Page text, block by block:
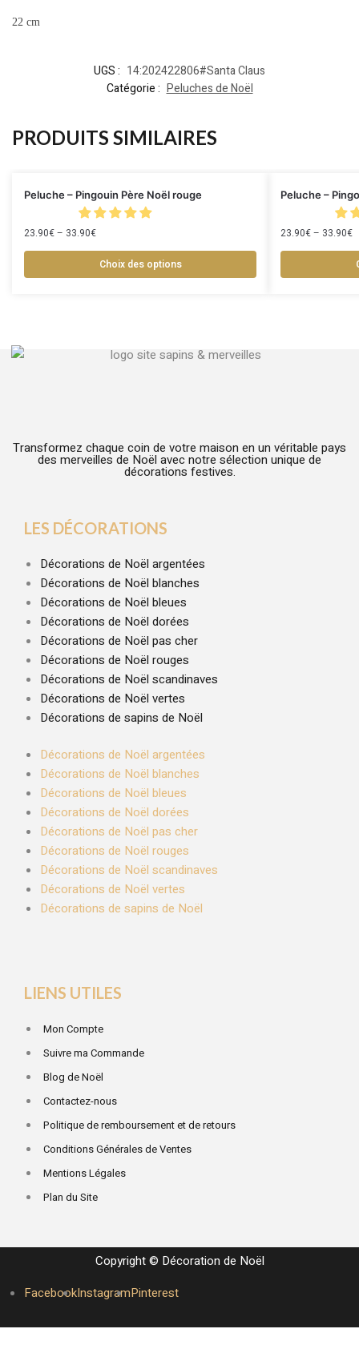
22 cm
UGS : 14:202422806#Santa Claus
Catégorie : Peluches de Noël
PRODUITS SIMILAIRES
Peluche – Pingouin Père Noël rouge
23.90€– 33.90€
Choix des options
Peluche –
23.90€– 33.90€
Transformez chaque coin de votre maison en un véritable pays
des merveilles de Noël avec notre sélection unique de
décorations festives.
LES DÉCORATIONS
Décorations de Noël argentées
Décorations de Noël blanches
Décorations de Noël bleues
Décorations de Noël dorées
Décorations de Noël pas cher
Décorations de Noël rouges
Décorations de Noël scandinaves
Décorations de Noël vertes
Décorations de sapins de Noël
Décorations de Noël argentées
Décorations de Noël blanches
Décorations de Noël bleues
Décorations de Noël dorées
Décorations de Noël pas cher
Décorations de Noël rouges
Décorations de Noël scandinaves
Décorations de Noël vertes
Décorations de sapins de Noël
LIENS UTILES
Mon Compte
Suivre ma Commande
Blog de Noël
Contactez-nous
Politique de remboursement et de retours
Conditions Générales de Ventes
Mentions Légales
Plan du Site
Copyright © Décoration de Noël
FacebookInstagramPinterest